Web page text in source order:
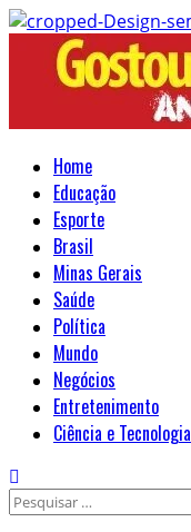
Home
Educação
Esporte
Brasil
Minas Gerais
Saúde
Política
Mundo
Negócios
Entretenimento
Ciência e Tecnologia